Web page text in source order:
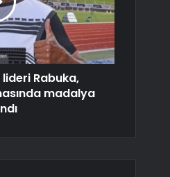
lideri Rabuka,
madalya